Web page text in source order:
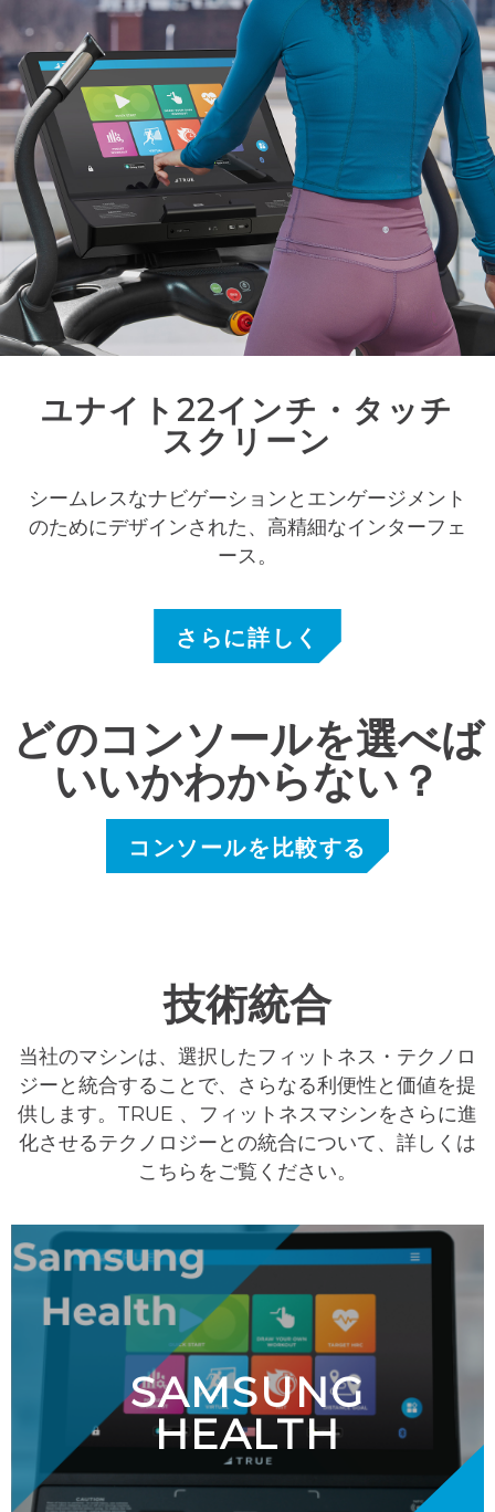
ユナイト22インチ・タッチ
スクリーン
シームレスなナビゲーションとエンゲージメント
のためにデザインされた、高精細なインターフェ
ース。
さらに詳しく
どのコンソールを選べば
いいかわからない？
コンソールを比較する
技術統合
当社のマシンは、選択したフィットネス・テクノロ
ジーと統合することで、さらなる利便性と価値を提
供します。TRUE 、フィットネスマシンをさらに進
化させるテクノロジーとの統合について、詳しくは
こちらをご覧ください。
SAMSUNG
HEALTH